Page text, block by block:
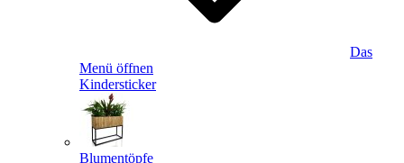
Das
Menü öffnen
Kindersticker
Blumentöpfe